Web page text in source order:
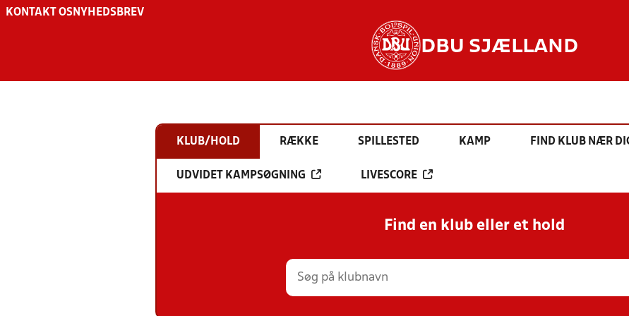
KONTAKT OS NYHEDSBREV
DBU SJÆLLAND
KLUB/HOLD RÆKKE SPILLESTED KAMP FIND KLUB NÆR
UDVIDET KAMPSØGNING LIVESCORE
Find en klub eller et hold